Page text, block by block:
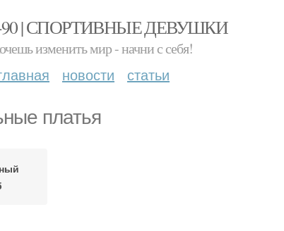
90 | СПОРТИВНЫЕ ДЕВУШКИ
изменить мир - начни с себя!
новости статьи
платья